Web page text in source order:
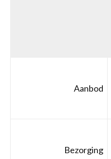
Aanbod
Bezorging